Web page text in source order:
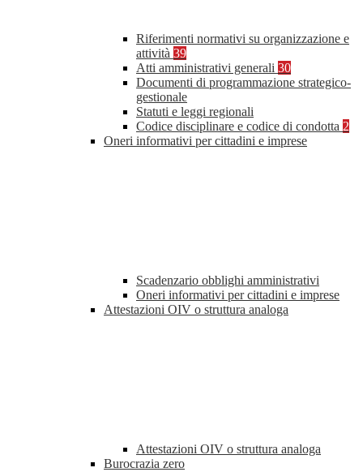
Riferimenti normativi su organizzazione e
attività 39
Atti amministrativi generali 30
Documenti di programmazione strategico-
gestionale
Statuti e leggi regionali
Codice disciplinare e codice di condotta 2
Oneri informativi per cittadini e imprese
Scadenzario obblighi amministrativi
Oneri informativi per cittadini e imprese
Attestazioni OIV o struttura analoga
Attestazioni OIV o struttura analoga
Burocrazia zero